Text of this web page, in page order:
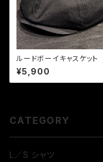
ルードボーイキャスケッ
ック
¥5,900
CATEGORY
L／S シャツ